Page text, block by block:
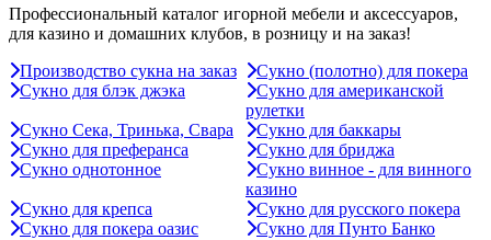
Профессиональный каталог игорной мебели и аксессуаров,
для казино и домашних клубов, в розницу и на заказ!
Производство сукна на заказ
Сукно (полотно) для покера
Сукно для блэк джэка
Сукно для американской
рулетки
Сукно Сека, Тринька, Свара
Сукно для баккары
Сукно для преферанса
Сукно для бриджа
Сукно однотонное
Сукно винное - для винного
казино
Сукно для крепса
Сукно для русского покера
Сукно для покера оазис
Сукно для Пунто Банко